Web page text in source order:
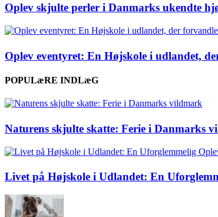
Oplev skjulte perler i Danmarks ukendte
Oplev eventyret: En Højskole i udlandet,
POPULæRE INDLæG
Naturens skjulte skatte: Ferie i Danmarks
Livet på Højskole i Udlandet: En